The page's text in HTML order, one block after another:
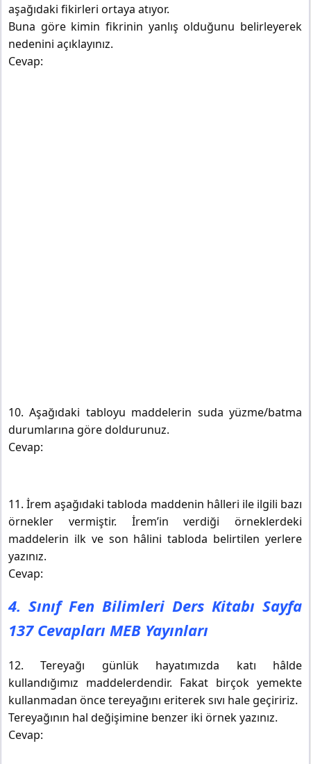
aşağıdaki fikirleri ortaya atıyor.
Buna göre kimin fikrinin yanlış olduğunu belirleyerek
nedenini açıklayınız.
Cevap:
10. Aşağıdaki tabloyu maddelerin suda yüzme/batma
durumlarına göre doldurunuz.
Cevap:
11. İrem aşağıdaki tabloda maddenin hâlleri ile ilgili bazı
örnekler vermiştir. İrem’in verdiği örneklerdeki
maddelerin ilk ve son hâlini tabloda belirtilen yerlere
yazınız.
Cevap:
4. Sınıf Fen Bilimleri Ders Kitabı Sayfa
137 Cevapları MEB Yayınları
12. Tereyağı günlük hayatımızda katı hâlde
kullandığımız maddelerdendir. Fakat birçok yemekte
kullanmadan önce tereyağını eriterek sıvı hale geçiririz.
Tereyağının hal değişimine benzer iki örnek yazınız.
Cevap: